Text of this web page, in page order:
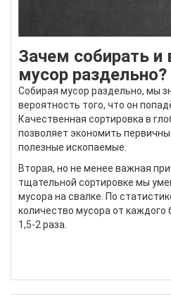
Зачем собирать
мусор раздельно?
Собирая мусор раздельно, мы
вероятность того, что он
Качественная сортировка в
позволяет экономить
полезные ископаемые.
Вторая, но не менее важная
тщательной сортировке мы
мусора на свалке. По
количество мусора от каждого
1,5-2 раза.